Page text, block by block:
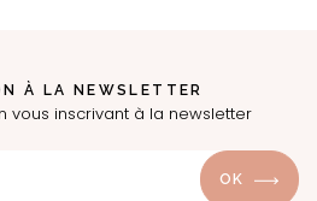
À LA NEWSLETTER
vous inscrivant à la newsletter
OK